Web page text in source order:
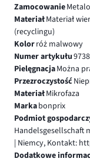
Zamocowanie
MateriałMateriał
(recyclingu)
Kolorróż malwowy
Numer artykułu
PielęgnacjaMożna
Przezroczystość
MateriałMikrofaza
Markabonprix
Podmiot
Handelsgesellschaft
| Niemcy, Kontakt:
Dodatkowe